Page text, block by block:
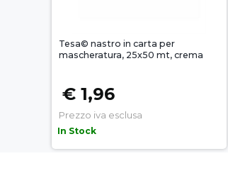
Tesa© nastro in carta per
mascheratura, 25x50 mt, crema
€ 1,96
Prezzo iva esclusa
In Stock